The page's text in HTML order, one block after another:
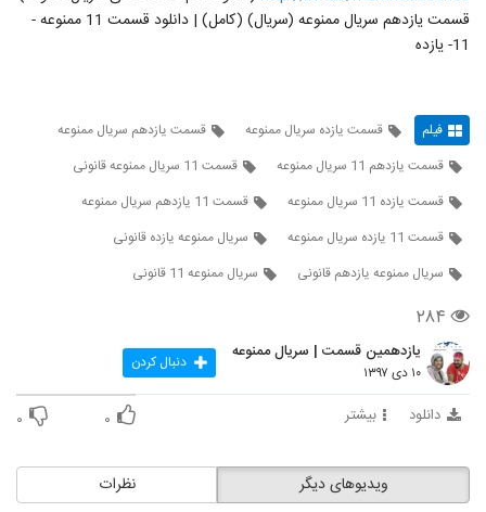
قسمت یازدهم سریال ممنوعه (سریال) (کامل) | دانلود قسمت 11 ممنوعه -
11- یازده
فیلم قسمت یازده سریال ممنوعه
قسمت یازدهم سریال ممنوعه
قسمت یازدهم 11 سریال ممنوعه
قسمت 11 سریال ممنوعه قانونی
قسمت یازده 11 سریال ممنوعه
قسمت 11 یازدهم سریال ممنوعه
قسمت 11 یازده سریال ممنوعه
سریال ممنوعه یازده قانونی
سریال ممنوعه یازدهم قانونی
سریال ممنوعه 11 قانونی
۲۸۴
یازدهمین قسمت | سریال ممنوعه
۱۰ دی ۱۳۹۷ دنبال کردن
دانلود بیشتر ۰ ۰
نظرات ویدیوهای دیگر